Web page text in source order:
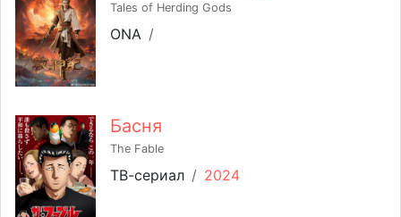
Tales of Herding Gods
ONA /
Басня
The Fable
ТВ-сериал / 2024